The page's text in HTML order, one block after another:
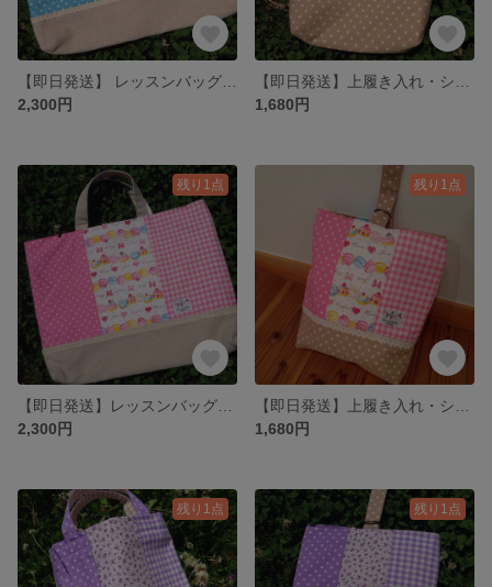
2,300円
1,680円
残り1点
2,300円
残り1点
1,680円
残り1点 残り1点